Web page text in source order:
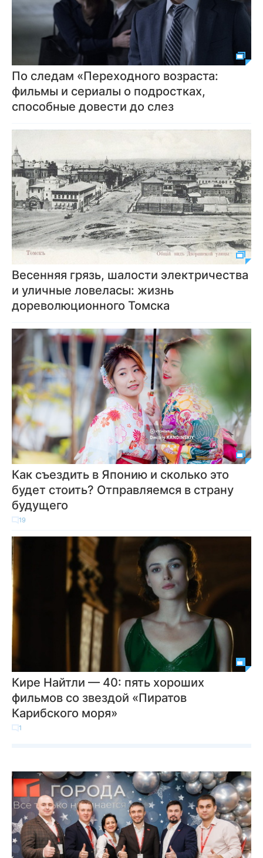
По следам «Переходного возраста:
фильмы и сериалы о подростках,
способные довести до слез
Весенняя грязь, шалости электричества
и уличные ловеласы: жизнь
дореволюционного Томска
Как съездить в Японию и сколько это
будет стоить? Отправляемся в страну
будущего
19
Кире Найтли — 40: пять хороших
фильмов со звездой «Пиратов
Карибского моря»
1